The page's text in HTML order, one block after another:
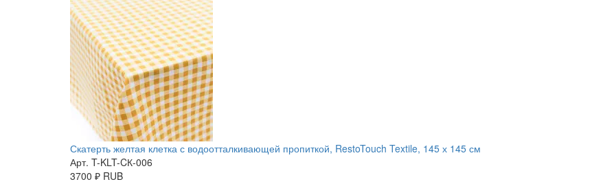
Скатерть желтая клетка с водоотталкивающей пропиткой, RestoTouch Textile, 145 х 145 см
Арт. T-KLT-CК-006
3700 ₽ RUB